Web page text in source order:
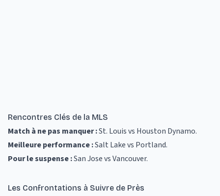
Rencontres Clés de la MLS
Match à ne pas manquer :St. Louis vs Houston Dynamo.
Meilleure performance :Salt Lake vs Portland.
Pour le suspense :San Jose vs Vancouver.
Les Confrontations à Suivre de Près